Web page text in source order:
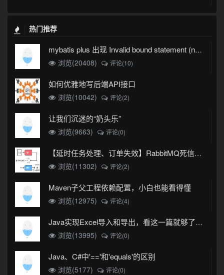
热门推荐
mybatis plus 出现 Invalid bound statement (not found)
浏览(20408)
评论(10)
如何优雅地写后端API接口
浏览(10042) 评论(2)
让我们沉迷的“奶头乐”
浏览(9663) 评论(0)
【延时任务处理、订单失效】RabbitMQ死信队列实现
浏览(11302)
评论(2)
Maven子父工程依赖配置，小白也能看得懂
浏览(12975) 评论(4)
Java实现Excel导入和导出，看这一篇就够了(珍藏版)
浏览(13995)
评论(0)
Java、C#中'=='和'equals'的区别
浏览(5177) 评论(0)